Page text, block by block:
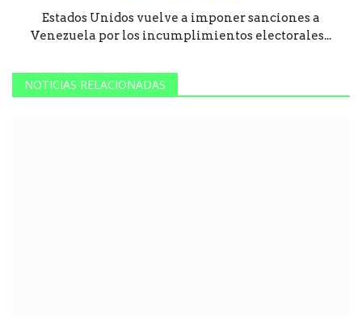
Estados Unidos vuelve a imponer sanciones a
Venezuela por los incumplimientos electorales...
NOTICIAS RELACIONADAS